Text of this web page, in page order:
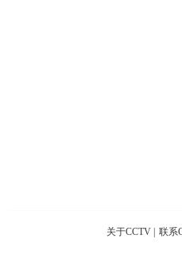
关于CCTV 联系